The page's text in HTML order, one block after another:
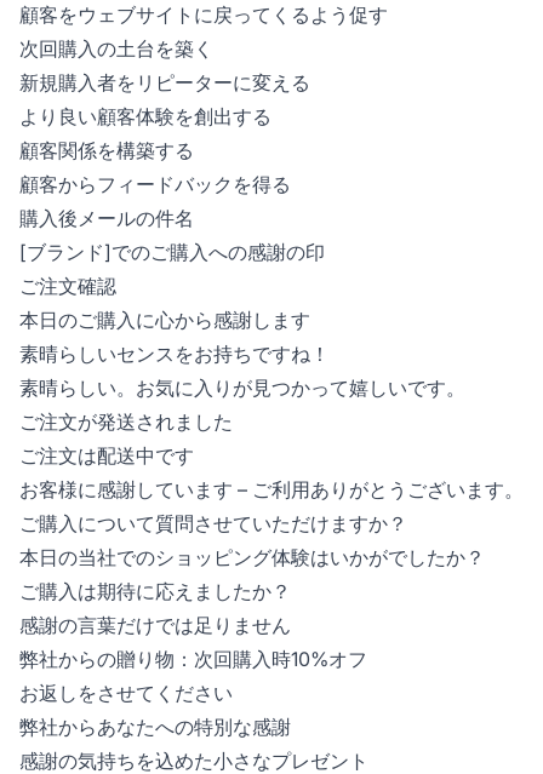
顧客をウェブサイトに戻ってくるよう促す
次回購入の土台を築く
新規購入者をリピーターに変える
より良い顧客体験を創出する
顧客関係を構築する
顧客からフィードバックを得る
購入後メールの件名
[ブランド]でのご購入への感謝の印
ご注文確認
本日のご購入に心から感謝します
素晴らしいセンスをお持ちですね！
素晴らしい。お気に入りが見つかって嬉しいです。
ご注文が発送されました
ご注文は配送中です
お客様に感謝しています – ご利用ありがとうございます。
ご購入について質問させていただけますか？
本日の当社でのショッピング体験はいかがでしたか？
ご購入は期待に応えましたか？
感謝の言葉だけでは足りません
弊社からの贈り物：次回購入時10%オフ
お返しをさせてください
弊社からあなたへの特別な感謝
感謝の気持ちを込めた小さなプレゼント